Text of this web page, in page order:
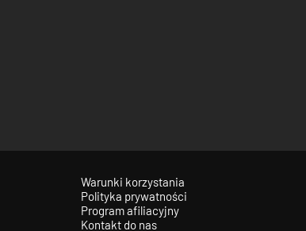
Warunki korzystania
Polityka prywatności
Program afiliacyjny
Kontakt do nas